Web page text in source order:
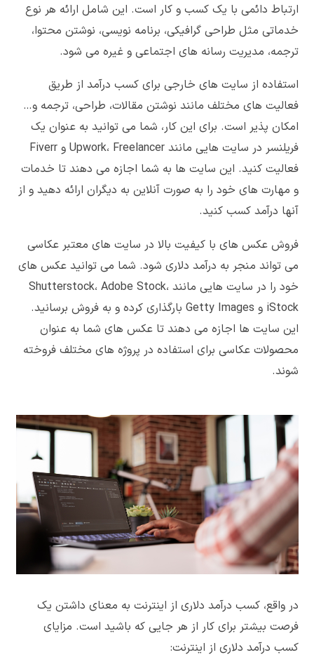
ارتباط دائمی با یک کسب و کار است. این شامل ارائه هر نوع
خدماتی مثل طراحی گرافیکی، برنامه نویسی، نوشتن محتوا،
ترجمه، مدیریت رسانه های اجتماعی و غیره می شود.
استفاده از سایت های خارجی برای کسب درآمد از طریق
فعالیت های مختلف مانند نوشتن مقالات، طراحی، ترجمه و…
امکان پذیر است. برای این کار، شما می توانید به عنوان یک
فریلنسر در سایت هایی مانند Upwork، Freelancer و Fiverr
فعالیت کنید. این سایت ها به شما اجازه می دهند تا خدمات
و مهارت های خود را به صورت آنلاین به دیگران ارائه دهید و از
آنها درآمد کسب کنید.
فروش عکس های با کیفیت بالا در سایت های معتبر عکاسی
می تواند منجر به درآمد دلاری شود. شما می توانید عکس های
خود را در سایت هایی مانند Shutterstock، Adobe Stock،
iStock و Getty Images بارگذاری کرده و به فروش برسانید.
این سایت ها اجازه می دهند تا عکس های شما به عنوان
محصولات عکاسی برای استفاده در پروژه های مختلف فروخته
شوند.
در واقع، کسب درآمد دلاری از اینترنت به معنای داشتن یک
فرصت بیشتر برای کار از هر جایی که باشید است. مزایای
کسب درآمد دلاری از اینترنت: